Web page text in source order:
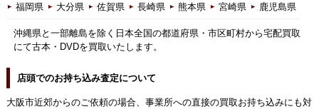
福岡県 大分県 佐賀県 長崎県 熊本県 宮崎県 鹿児島県
沖縄県と一部離島を除く日本全国の都道府県・市区町村から宅配買取
にて古本・DVDを買取いたします。
店頭でのお持ち込み査定について
大阪市近郊からのご依頼の場合、事業所への直接の買取お持ち込みにも対